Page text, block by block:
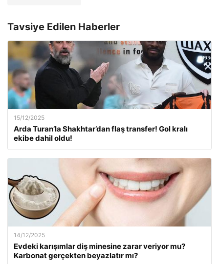
Tavsiye Edilen Haberler
15/12/2025
Arda Turan’la Shakhtar’dan flaş transfer! Gol kralı
ekibe dahil oldu!
14/12/2025
Evdeki karışımlar diş minesine zarar veriyor mu?
Karbonat gerçekten beyazlatır mı?